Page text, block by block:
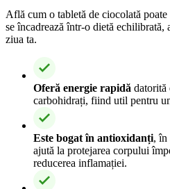
Află cum o tabletă de ciocolată
se încadrează într-o dietă echilibrată,
ziua ta.
Oferă energie rapidă datorită
carbohidrați, fiind util pentru
Este bogat în antioxidanți, în
ajută la protejarea corpului
reducerea inflamației.